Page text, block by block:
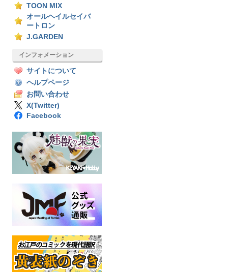
TOON MIX
オールヘイルセイバ
ートロン
J.GARDEN
インフォメーション
サイトについて
ヘルプページ
お問い合わせ
X(Twitter)
Facebook